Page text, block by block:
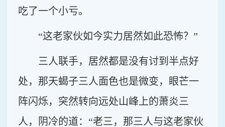
吃了一个小亏。
“这老家伙如今实力居然如此恐怖？”
三人联手，居然都是没有讨到半点好
处，那天蝎子三人面色也是微变，眼芒一
阵闪烁，突然转向远处山峰上的萧炎三
人，阴冷的道：“老三，那三人与这老家伙